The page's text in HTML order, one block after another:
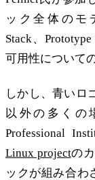
ック全体のモ
Stack、
可用性について
しかし、青いロ
以外の多くの
Professional
Linux projectの
ックが組み合わ